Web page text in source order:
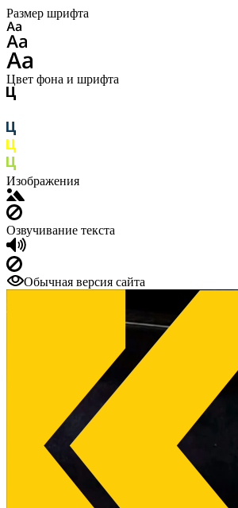
Размер шрифта
Цвет фона и шрифта
Изображения
Озвучивание текста
Обычная версия сайта